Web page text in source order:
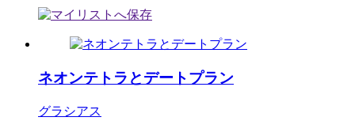
ネオンテトラとデートプラン
グラシアス